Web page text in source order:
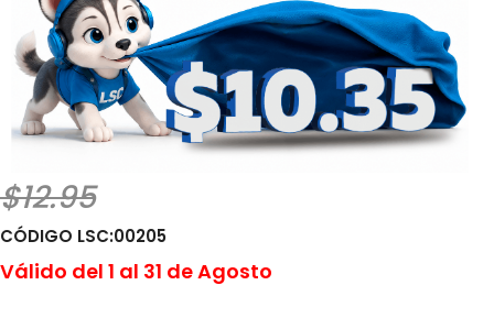
$12.95
CÓDIGO LSC:00205
Válido del 1 al 31 de Agosto